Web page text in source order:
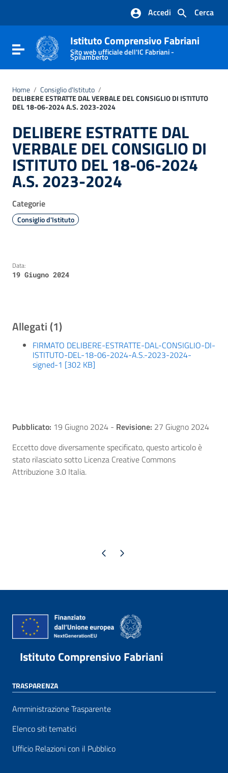
Vai al footer
Cerca
Accedi
Attiva / disattiva la navigazione
Istituto Comprensivo Fabriani
Sito web ufficiale dell'IC Fabriani -
Spilamberto
Home / Consiglio d'Istituto /
DELIBERE ESTRATTE DAL VERBALE DEL CONSIGLIO DI ISTITUTO
DEL 18-06-2024 A.S. 2023-2024
DELIBERE ESTRATTE DAL
VERBALE DEL CONSIGLIO DI
ISTITUTO DEL 18-06-2024
A.S. 2023-2024
Categorie
Consiglio d'Istituto
Data:
19 Giugno 2024
Allegati (1)
FIRMATO DELIBERE-ESTRATTE-DAL-CONSIGLIO-DI-
ISTITUTO-DEL-18-06-2024-A.S.-2023-2024-
signed-1 [302 KB]
Pubblicato: 19 Giugno 2024 - Revisione: 27 Giugno 2024
Eccetto dove diversamente specificato, questo articolo è
stato rilasciato sotto Licenza Creative Commons
Attribuzione 3.0 Italia.
Pagina precedente
Pagina successiva
Istituto Comprensivo Fabriani
TRASPARENZA
Amministrazione Trasparente
Elenco siti tematici
Ufficio Relazioni con il Pubblico